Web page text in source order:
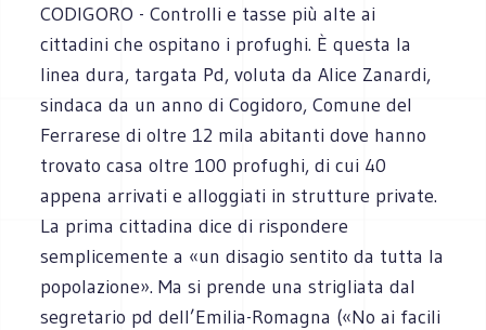
CODIGORO - Controlli e tasse più alte ai
cittadini che ospitano i profughi. È questa la
linea dura, targata Pd, voluta da Alice Zanardi,
sindaca da un anno di Cogidoro, Comune del
Ferrarese di oltre 12 mila abitanti dove hanno
trovato casa oltre 100 profughi, di cui 40
appena arrivati e alloggiati in strutture private.
La prima cittadina dice di rispondere
semplicemente a «un disagio sentito da tutta la
popolazione». Ma si prende una strigliata dal
segretario pd dell’Emilia-Romagna («No ai facili